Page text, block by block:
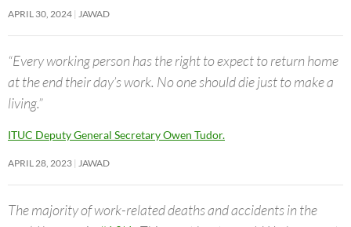
APRIL 30, 2024 JAWAD
“Every working person has the right to expect to return home
at the end their day’s work. No one should die just to make a
living.”
ITUC Deputy General Secretary Owen Tudor.
APRIL 28, 2023 JAWAD
The majority of work-related deaths and accidents in the